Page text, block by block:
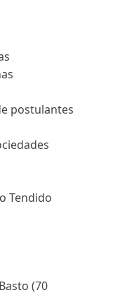
postulantes
Tendido
(70